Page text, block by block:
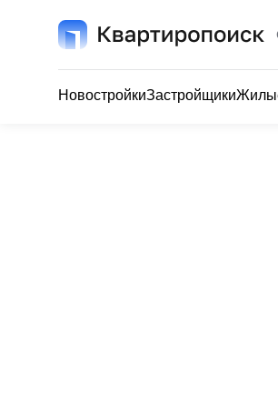
НовостройкиЗастройщики